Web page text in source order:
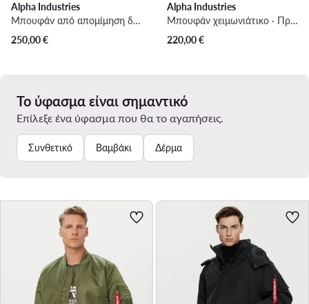
Alpha Industries
Μπουφάν από απομίμηση δέρματος · Μαύρο
250,00€
Alpha Industries
Μπουφάν χειμωνιάτικο · Πράσινο
220,00€
Το ύφασμα είναι σημαντικό
Επίλεξε ένα ύφασμα που θα το αγαπήσεις.
Συνθετικό Βαμβάκι Δέρμα